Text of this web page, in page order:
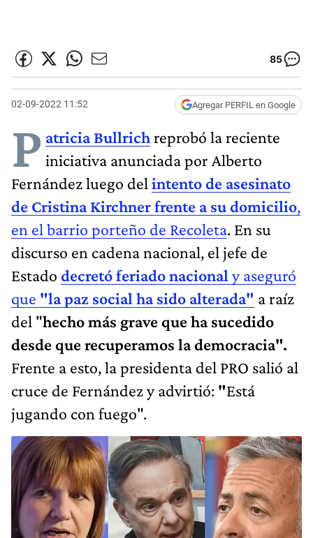
85
02-09-2022 11:52 Agregar PERFIL en Google
P atricia Bullrichreprobó la reciente
iniciativa anunciada por Alberto
Fernández luego del intento de asesinato
de Cristina Kirchner frente a su domicilio,
en el barrio porteño de Recoleta. En su
discurso en cadena nacional, el jefe de
Estado decretó feriado nacional y aseguró
que "la paz social ha sido alterada" a raíz
del "hecho más grave que ha sucedido
desde que recuperamos la democracia".
Frente a esto, la presidenta del PRO salió al
cruce de Fernández y advirtió: "Está
jugando con fuego".